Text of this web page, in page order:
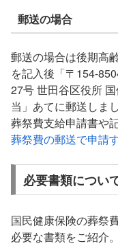
郵送の場合
郵送の場合は後期高
を記入後「〒154-
27号 世田谷区役所
当」あてに郵送しまし
葬祭費支給申請書や
葬祭費の郵送で申請
必要書類につい
国民健康保険の葬祭
必要な書類をご紹介。